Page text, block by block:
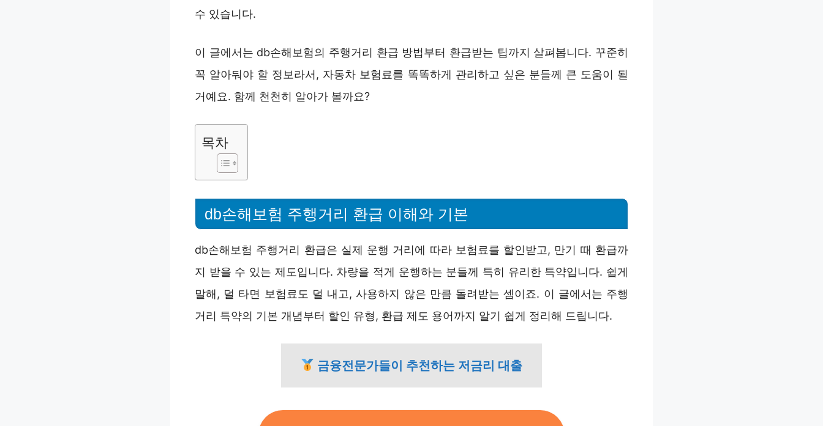
수 있습니다.
이 글에서는 db손해보험의 주행거리 환급 방법부터 환급받는 팁까지 살펴봅니다. 꾸준히
꼭 알아둬야 할 정보라서, 자동차 보험료를 똑똑하게 관리하고 싶은 분들께 큰 도움이 될
거예요. 함께 천천히 알아가 볼까요?
목차
db손해보험 주행거리 환급 이해와 기본
db손해보험 주행거리 환급은 실제 운행 거리에 따라 보험료를 할인받고, 만기 때 환급까
지 받을 수 있는 제도입니다. 차량을 적게 운행하는 분들께 특히 유리한 특약입니다. 쉽게
말해, 덜 타면 보험료도 덜 내고, 사용하지 않은 만큼 돌려받는 셈이죠. 이 글에서는 주행
거리 특약의 기본 개념부터 할인 유형, 환급 제도 용어까지 알기 쉽게 정리해 드립니다.
금융전문가들이 추천하는 저금리 대출